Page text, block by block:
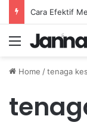
Menu
Home /tenaga